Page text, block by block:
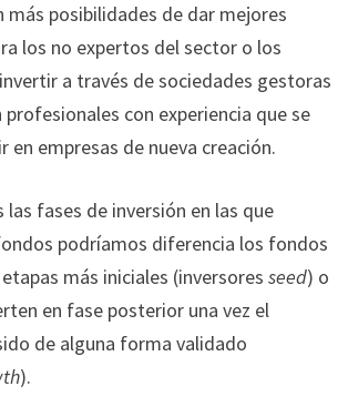
más posibilidades de dar mejores
los no expertos del sector o los
a través de sociedades gestoras
profesionales con experiencia que se
en empresas de nueva creación.
fases de inversión en las que
podríamos diferencia los fondos
más iniciales (inversores seed) o
en fase posterior una vez el
de alguna forma validado
).